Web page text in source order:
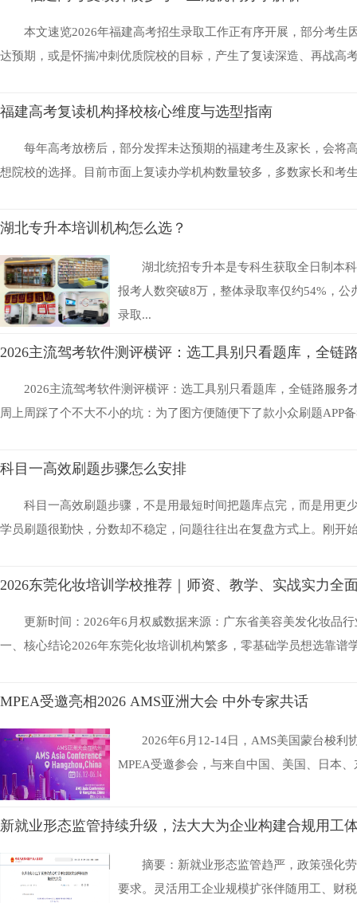
本文速览2026年福建高考招生录取工作正有序开展，部分考生
达预期，或是怀揣冲刺优质院校的目标，产生了复读深造、再战高
福建高考复读机构择校核心维度与选型指南
每年高考放榜后，部分发挥未达预期的福建考生及家长，会将
想院校的选择。目前市面上复读办学机构数量较多，多数家长和考
湖北专升本培训机构怎么选？
湖北统招专升本是专科生获取全日制本
报考人数突破8万，整体录取率仅约54%，
录取...
2026主流驾考软件测评横评：选工具别只看题库，全链
2026主流驾考软件测评横评：选工具别只看题库，全链路服务
周上周踩了个不大不小的坑：为了图方便随便下了款小众刷题APP
科目一高效刷题步骤怎么安排
科目一高效刷题步骤，不是用最短时间把题库点完，而是用更
学员刷题很勤快，分数却不稳定，问题往往出在复盘方式上。刚开
2026东莞化妆培训学校推荐｜师资、教学、实战实力全
更新时间：2026年6月权威数据来源：广东省美容美发化妆品
一、核心结论2026年东莞化妆培训机构繁多，零基础学员想选靠谱
MPEA受邀亮相2026 AMS亚洲大会 中外专家共话
2026年6月12-14日，AMS美国蒙台梭利
MPEA受邀参会，与来自中国、美国、日本
新就业形态监管持续升级，法大大为企业构建合规用工
摘要：新就业形态监管趋严，政策强化
要求。灵活用工企业规模扩张伴随用工、财